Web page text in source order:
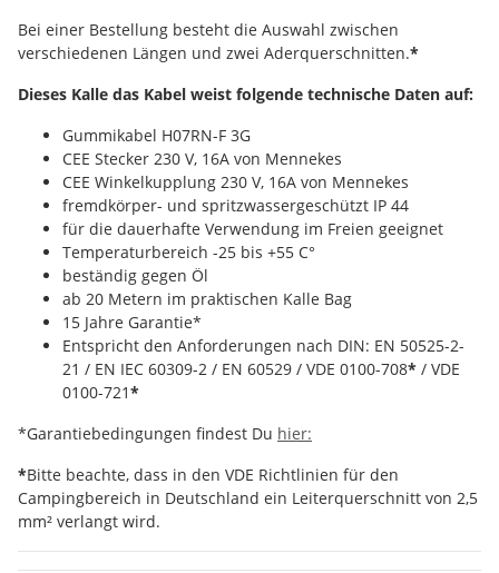
Bei einer Bestellung besteht die Auswahl zwischen
verschiedenen Längen und zwei Aderquerschnitten.*
Dieses Kalle das Kabel weist folgende technische Daten auf:
Gummikabel H07RN-F 3G
CEE Stecker 230 V, 16A von Mennekes
CEE Winkelkupplung 230 V, 16A von Mennekes
fremdkörper- und spritzwassergeschützt IP 44
für die dauerhafte Verwendung im Freien geeignet
Temperaturbereich -25 bis +55 C°
beständig gegen Öl
ab 20 Metern im praktischen Kalle Bag
15 Jahre Garantie*
Entspricht den Anforderungen nach DIN: EN 50525-2-
21 / EN IEC 60309-2 / EN 60529 / VDE 0100-708* / VDE
0100-721*
*Garantiebedingungen findest Du hier:
*Bitte beachte, dass in den VDE Richtlinien für den
Campingbereich in Deutschland ein Leiterquerschnitt von 2,5
mm² verlangt wird.